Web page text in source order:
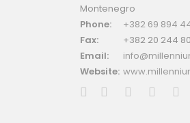
Montenegro
Phone:
+382 69 894
Fax:
+382 20 244
Email:
Website: